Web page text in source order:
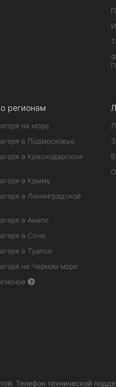
регионам
на море
в Подмосковье
в Краснодарском
в Крыму
в Ленинградской
в Анапе
в Сочи
в Туапсе
на Черном море
Телефон технической